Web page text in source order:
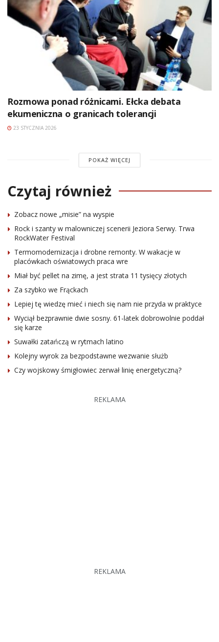
Rozmowa ponad różnicami. Ełcka debata
ekumeniczna o granicach tolerancji
23 STYCZNIA 2026
POKAŻ WIĘCEJ
Czytaj również
Zobacz nowe „misie” na wyspie
Rock i szanty w malowniczej scenerii Jeziora Serwy. Trwa
RockWater Festival
Termomodernizacja i drobne remonty. W wakacje w
placówkach oświatowych praca wre
Miał być pellet na zimę, a jest strata 11 tysięcy złotych
Za szybko we Frąckach
Lepiej tę wiedzę mieć i niech się nam nie przyda w praktyce
Wyciął bezprawnie dwie sosny. 61-latek dobrowolnie poddał
się karze
Suwałki zatańczą w rytmach latino
Kolejny wyrok za bezpodstawne wezwanie służb
Czy wojskowy śmigłowiec zerwał linię energetyczną?
REKLAMA
REKLAMA